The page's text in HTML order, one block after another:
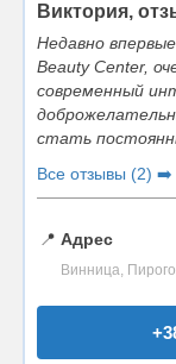
Виктория,
Недавно
Beauty Center,
современный
стать
Все отзывы (2) ➡️
📍 Адрес
Винница,